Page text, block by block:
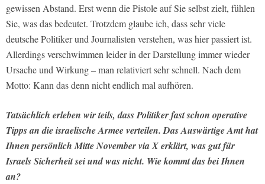
gewissen Abstand. Erst wenn die Pistole auf Sie selbst zielt, fühlen
Sie, was das bedeutet. Trotzdem glaube ich, dass sehr viele
deutsche Politiker und Journalisten verstehen, was hier passiert ist.
Allerdings verschwimmen leider in der Darstellung immer wieder
Ursache und Wirkung – man relativiert sehr schnell. Nach dem
Motto: Kann das denn nicht endlich mal aufhören.
Tatsächlich erleben wir teils, dass Politiker fast schon operative
Tipps an die israelische Armee verteilen. Das Auswärtige Amt hat
Ihnen persönlich Mitte November via X erklärt, was gut für
Israels Sicherheit sei und was nicht. Wie kommt das bei Ihnen
an?